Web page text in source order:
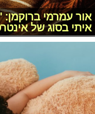
אור עמרמי
איתי בסוג של